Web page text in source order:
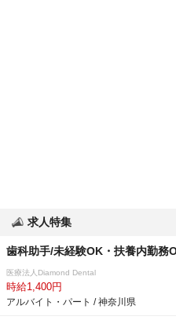
求人特集
歯科助手/未経験OK・扶養内勤務
医療法人Diamond Dental
時給1,400円
アルバイト・パート / 神奈川県